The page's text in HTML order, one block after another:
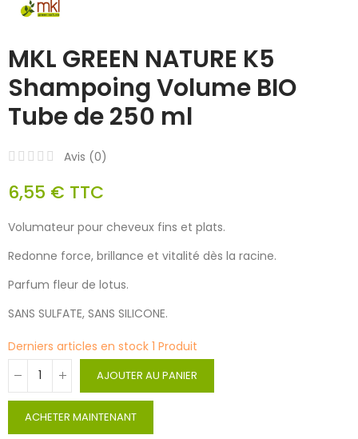
MKL GREEN NATURE K5
Shampoing Volume BIO
Tube de 250 ml
Avis (0)
6,55 € TTC
Volumateur pour cheveux fins et plats.
Redonne force, brillance et vitalité dès la racine.
Parfum fleur de lotus.
SANS SULFATE, SANS SILICONE.
Derniers articles en stock 1 Produit
AJOUTER AU PANIER
ACHETER MAINTENANT